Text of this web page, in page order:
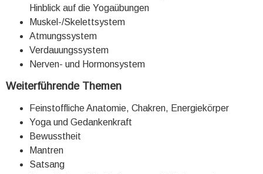
Hinblick auf die Yogaübungen
Muskel-/Skelettsystem
Atmungssystem
Verdauungssystem
Nerven- und Hormonsystem
Weiterführende Themen
Feinstoffliche Anatomie, Chakren, Energiekörper
Yoga und Gedankenkraft
Bewusstheit
Mantren
Satsang